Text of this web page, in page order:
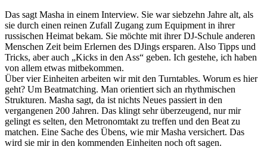
Das sagt Masha in einem Interview. Sie war siebzehn Jahre alt, als
sie durch einen reinen Zufall Zugang zum Equipment in ihrer
russischen Heimat bekam. Sie möchte mit ihrer DJ-Schule anderen
Menschen Zeit beim Erlernen des DJings ersparen. Also Tipps und
Tricks, aber auch „Kicks in den Ass“ geben. Ich gestehe, ich haben
von allem etwas mitbekommen.
Über vier Einheiten arbeiten wir mit den Turntables. Worum es hier
geht? Um Beatmatching. Man orientiert sich an rhythmischen
Strukturen. Masha sagt, da ist nichts Neues passiert in den
vergangenen 200 Jahren. Das klingt sehr überzeugend, nur mir
gelingt es selten, den Metronomtakt zu treffen und den Beat zu
matchen. Eine Sache des Übens, wie mir Masha versichert. Das
wird sie mir in den kommenden Einheiten noch oft sagen.